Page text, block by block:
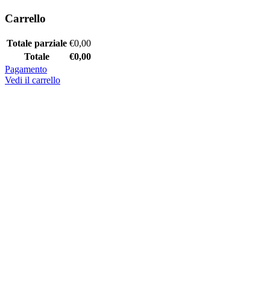
Carrello
Totale parziale €0,00
Totale
€0,00
Pagamento
Vedi il carrello